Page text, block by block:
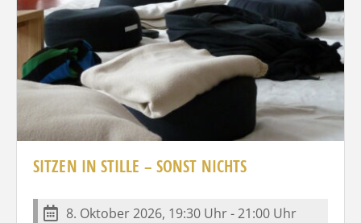
SITZEN IN STILLE – SONST NICHTS
8. Oktober 2026, 19:30 Uhr - 21:00 Uhr